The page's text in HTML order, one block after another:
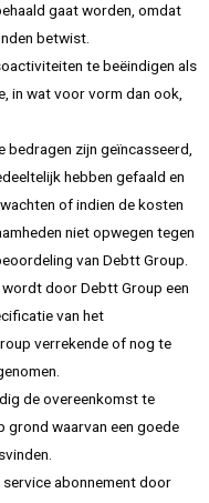
gaat worden, omdat
betwist.
te beëindigen als
in wat voor vorm dan ook,
zijn geïncasseerd,
hebben gefaald en
of indien de kosten
niet opwegen tegen
van Debtt Group.
door Debtt Group een
van het
verrekende of nog te
de overeenkomst te
grond waarvan een goede
abonnement door